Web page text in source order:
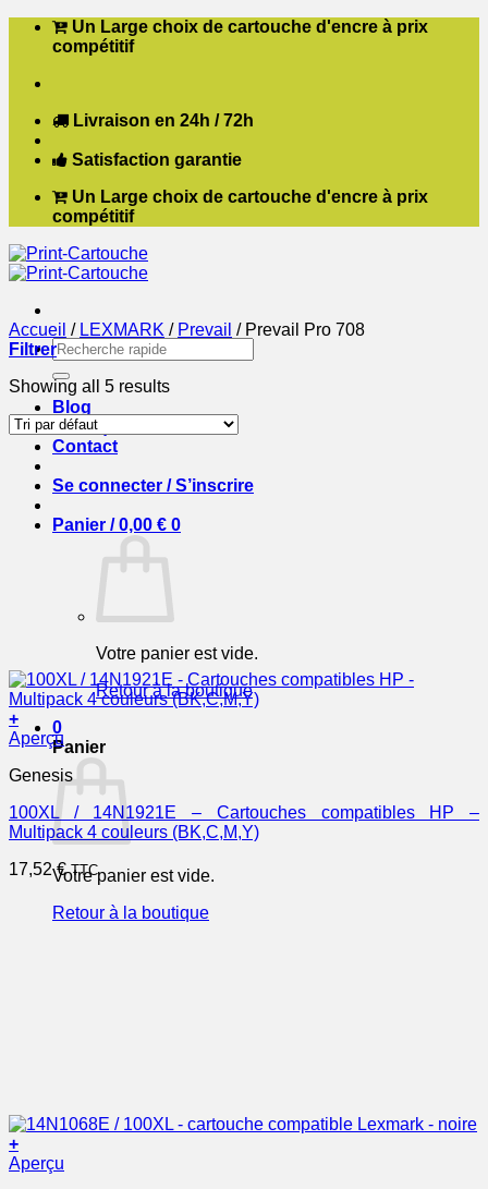
Passer Un Large choix de cartouche d'encre à prix
compétitif
Livraison en 24h / 72h
Satisfaction garantie
Un Large choix de cartouche d'encre à prix
compétitif
Recherche
pour :
Blog
Boutique
Contact
Se connecter / S’inscrire
Panier /0,00 € 0
Votre panier est vide.
Retour à la boutique
0
Panier
Votre panier est vide.
Retour à la boutique
Accueil / LEXMARK / Prevail /Prevail Pro 708
Filtrer
Showing all 5 results
+
Aperçu
Genesis
100XL / 14N1921E – Cartouches compatibles HP –
Multipack 4 couleurs (BK,C,M,Y)
17,52€ TTC
+
Aperçu